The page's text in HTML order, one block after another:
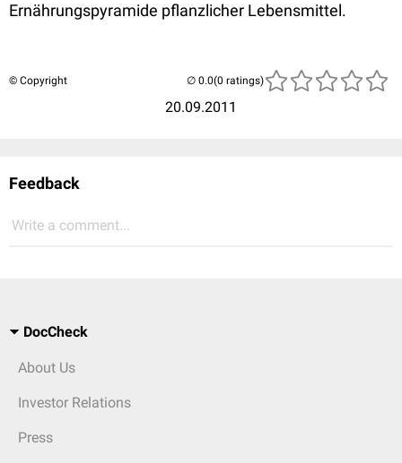
Ernährungspyramide pflanzlicher Lebensmittel.
© Copyright
20.09.2011
(0 ratings)
Feedback
Write a comment...
DocCheck
About Us
Investor Relations
Press